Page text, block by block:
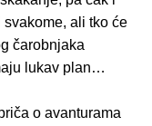
ali tko će
čarobnjaka
lukav plan…
o avanturama